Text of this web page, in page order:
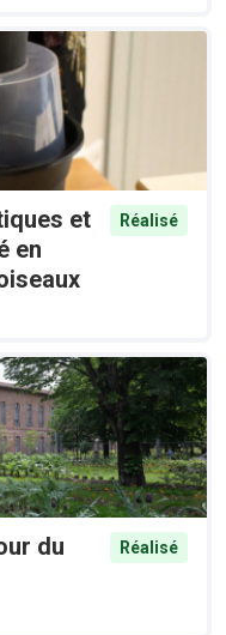
et
en
Réalisé
du
Réalisé